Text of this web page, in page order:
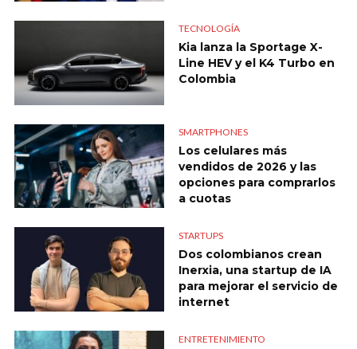
TECNOLOGÍA
Kia lanza la Sportage X-
Line HEV y el K4 Turbo en
Colombia
SMARTPHONES
Los celulares más
vendidos de 2026 y las
opciones para comprarlos
a cuotas
STARTUPS
Dos colombianos crean
Inerxia, una startup de IA
para mejorar el servicio de
internet
ENTRETENIMIENTO